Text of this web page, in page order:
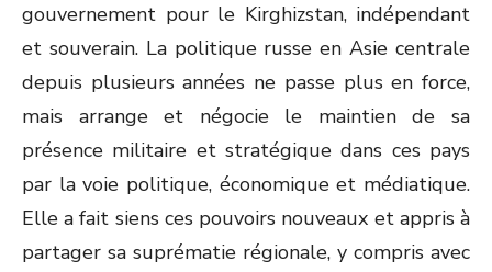
gouvernement pour le Kirghizstan, indépendant
et souverain. La politique russe en Asie centrale
depuis plusieurs années ne passe plus en force,
mais arrange et négocie le maintien de sa
présence militaire et stratégique dans ces pays
par la voie politique, économique et médiatique.
Elle a fait siens ces pouvoirs nouveaux et appris à
partager sa suprématie régionale, y compris avec